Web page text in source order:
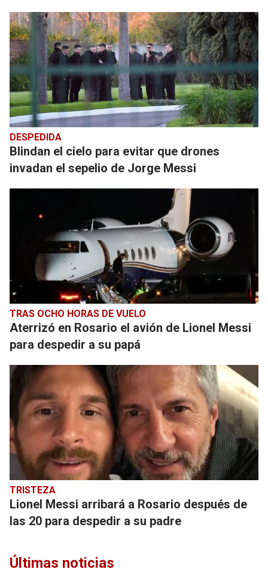
DESPEDIDA
Blindan el cielo para evitar que drones
invadan el sepelio de Jorge Messi
TRAS OCHO HORAS DE VUELO
Aterrizó en Rosario el avión de Lionel Messi
para despedir a su papá
TRISTEZA
Lionel Messi arribará a Rosario después de
las 20 para despedir a su padre
Últimas noticias